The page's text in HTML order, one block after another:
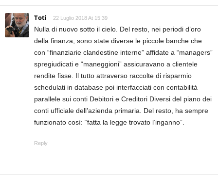
Toti 22 Luglio 2018 At 15:39
Nulla di nuovo sotto il cielo. Del resto, nei periodi d’oro
della finanza, sono state diverse le piccole banche che
con “finanziarie clandestine interne” affidate a “managers”
spregiudicati e “maneggioni” assicuravano a clientele
rendite fisse. Il tutto attraverso raccolte di risparmio
schedulati in database poi interfacciati con contabilità
parallele sui conti Debitori e Creditori Diversi del piano dei
conti ufficiale dell’azienda primaria. Del resto, ha sempre
funzionato così: “fatta la legge trovato l’inganno”.
Reply